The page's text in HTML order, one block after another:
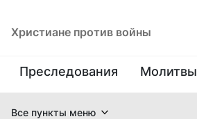
Христиане против войны
Преследования Молитвы
Все пункты меню